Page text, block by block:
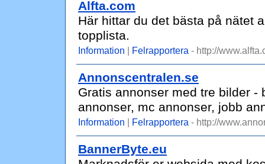
Alfta.com
Här hittar du det bästa på nätet
topplista.
Information | Felrapportera - http://
Annonscentralen.se
Gratis annonser med tre bilder -
annonser, mc annonser, jobb
Information | Felrapportera - http://
BannerByte.eu